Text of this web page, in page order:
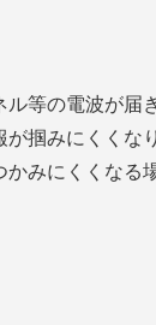
等の電波が届
掴みにくくな
みにくくなる